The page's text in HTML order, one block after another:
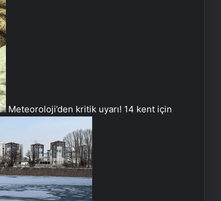
Meteoroloji’den kritik uyarı! 14 kent için
Bahar Feyzan: PKK’nın silah
bırakmasının bize ne faydası var